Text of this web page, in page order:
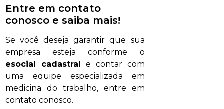
Entre em contato
conosco e saiba mais!
Se você deseja garantir que sua
empresa esteja conforme o
esocial cadastral
e contar com
uma equipe especializada em
medicina do trabalho, entre em
contato conosco.